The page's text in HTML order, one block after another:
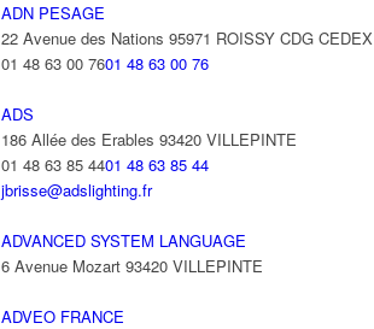
ADN PESAGE
22 Avenue des Nations 95971 ROISSY CDG CEDEX
01 48 63 00 7601 48 63 00 76
ADS
186 Allée des Erables 93420 VILLEPINTE
01 48 63 85 4401 48 63 85 44
jbrisse@adslighting.fr
ADVANCED SYSTEM LANGUAGE
6 Avenue Mozart 93420 VILLEPINTE
ADVEO FRANCE